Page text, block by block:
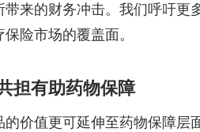
带来的财务冲击。我们呼吁
险市场的覆盖面。
担有助药物保障
的价值更可延伸至药物保障